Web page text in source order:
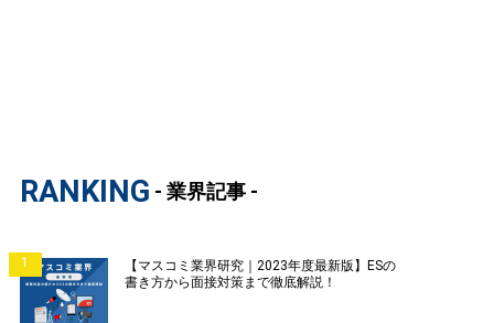
RANKING - 業界記事 -
1
【マスコミ業界研究｜2023年度最新版】ESの
書き方から面接対策まで徹底解説！